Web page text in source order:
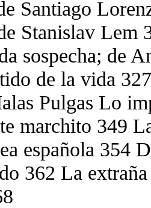
Santiago
Stanislav Lem
sospecha; de
de la vida
Pulgas Lo
marchito 349
española 354
362 La